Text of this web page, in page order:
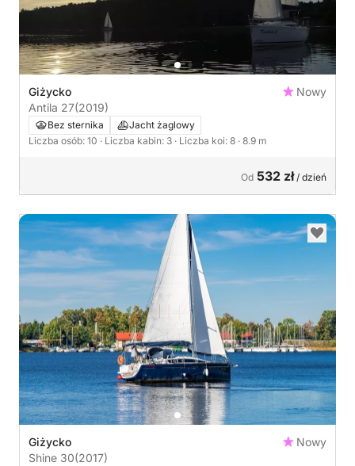
Giżycko
Nowy
Antila 27(2019)
Bez sternika
Jacht żaglowy
Liczba osób: 10 · Liczba kabin: 3 · Liczba koi: 8 · 8.9 m
Od 532 zł/ dzień
Giżycko
Nowy
Shine 30(2017)